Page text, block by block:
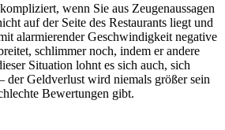
wenn Sie aus Zeugenaussagen
auf der Seite des Restaurants liegt und
alarmierender Geschwindigkeit negative
schlimmer noch, indem er andere
Situation lohnt es sich auch, sich
der Geldverlust wird niemals größer sein
Bewertungen gibt.